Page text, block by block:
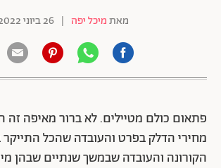
מאתמיכל יפה | 26 ביוני 2022
פתאום כולם מטיילים. לא ברור מאיפה זה
מחירי הדלק בפרט והעובדה שהכל התייקר
הקורונה והעובדה שבמשך שנתיים שבהן